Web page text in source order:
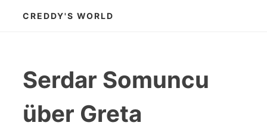
InhaltCREDDY'S WORLD
Serdar Somuncu
über Greta